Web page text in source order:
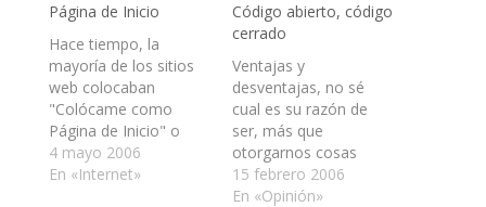
Página de Inicio
Hace tiempo, la
mayoría de los sitios
web colocaban
"Colócame como
Página de Inicio" o
"Agrégame a tus
Favoritos", de manera
4 mayo 2006
En «Internet»
Código abierto, código
cerrado
Ventajas y
desventajas, no sé
cual es su razón de
ser, más que
otorgarnos cosas
gratis y de
funcionalidad casi, o
15 febrero 2006
En «Opinión»